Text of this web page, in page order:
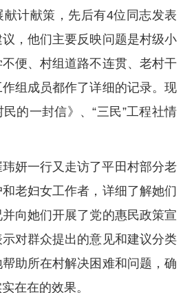
献计献策，先后有4位同志发表
，他们主要反映问题是村级小
便、村组道路不连贯、老村干
组成员都作了详细的记录。现
的一封信》、“三民”工程社情
妍一行又走访了平田村部分老
老妇女工作者，详细了解她们
向她们开展了党的惠民政策宣
对群众提出的意见和建议分类
助所在村解决困难和问题，确
在在的效果。